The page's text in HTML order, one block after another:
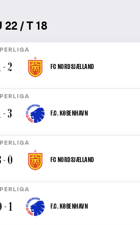
22 / T 18
- 2 FC NORDSJÆLLAND
- 3 F.C. KØBENHAVN
- 0 FC NORDSJÆLLAND
- 1 F.C. KØBENHAVN